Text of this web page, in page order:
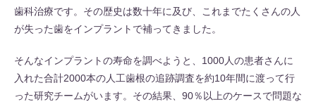
歯科治療です。その歴史は数十年に及び、これまでたくさんの人
が失った歯をインプラントで補ってきました。
そんなインプラントの寿命を調べようと、1000人の患者さんに
入れた合計2000本の人工歯根の追跡調査を約10年間に渡って行
った研究チームがいます。その結果、90％以上のケースで問題な